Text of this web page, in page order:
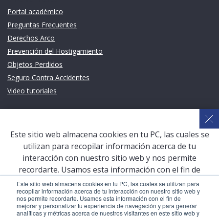
Este sitio web almacena cookies en tu PC, las cuales se utilizan para
recopilar información acerca de tu interacción con nuestro sitio web y
nos permite recordarte. Usamos esta información con el fin de
mejorar y personalizar tu experiencia de navegación y para generar
analíticas y métricas acerca de nuestros visitantes en este sitio web y
Portal académico
Preguntas Frecuentes
Derechos Arco
Prevención del Hostigamiento
Objetos Perdidos
Seguro Contra Accidentes
Video tutoriales
Sistema de Gestión Académica (SGA)
Defensoría Universitaria
Terceros vinculados
San Pablo Mail
Aula Virtual Pregrado
Aula Virtual Postgrado
Este sitio web almacena cookies en tu PC, las cuales se
utilizan para recopilar información acerca de tu
interacción con nuestro sitio web y nos permite
recordarte. Usamos esta información con el fin de
mejorar y personalizar tu experiencia de navegación y
para generar analíticas y métricas acerca de nuestros
visitantes en este sitio web y otros medios de